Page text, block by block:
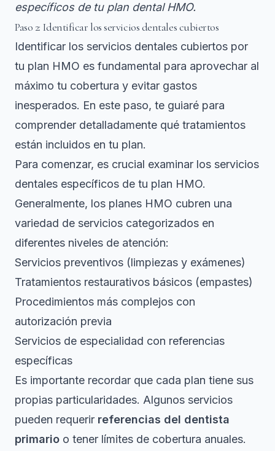
específicos de tu plan dental HMO.
Paso 2: Identificar los servicios dentales cubiertos
Identificar los servicios dentales cubiertos por
tu plan HMO es fundamental para aprovechar al
máximo tu cobertura y evitar gastos
inesperados. En este paso, te guiaré para
comprender detalladamente qué tratamientos
están incluidos en tu plan.
Para comenzar, es crucial examinar los servicios
dentales específicos de tu plan HMO.
Generalmente, los planes HMO cubren una
variedad de servicios categorizados en
diferentes niveles de atención:
Servicios preventivos (limpiezas y exámenes)
Tratamientos restaurativos básicos (empastes)
Procedimientos más complejos con
autorización previa
Servicios de especialidad con referencias
específicas
Es importante recordar que cada plan tiene sus
propias particularidades. Algunos servicios
pueden requerir referencias del dentista
primario o tener límites de cobertura anuales.